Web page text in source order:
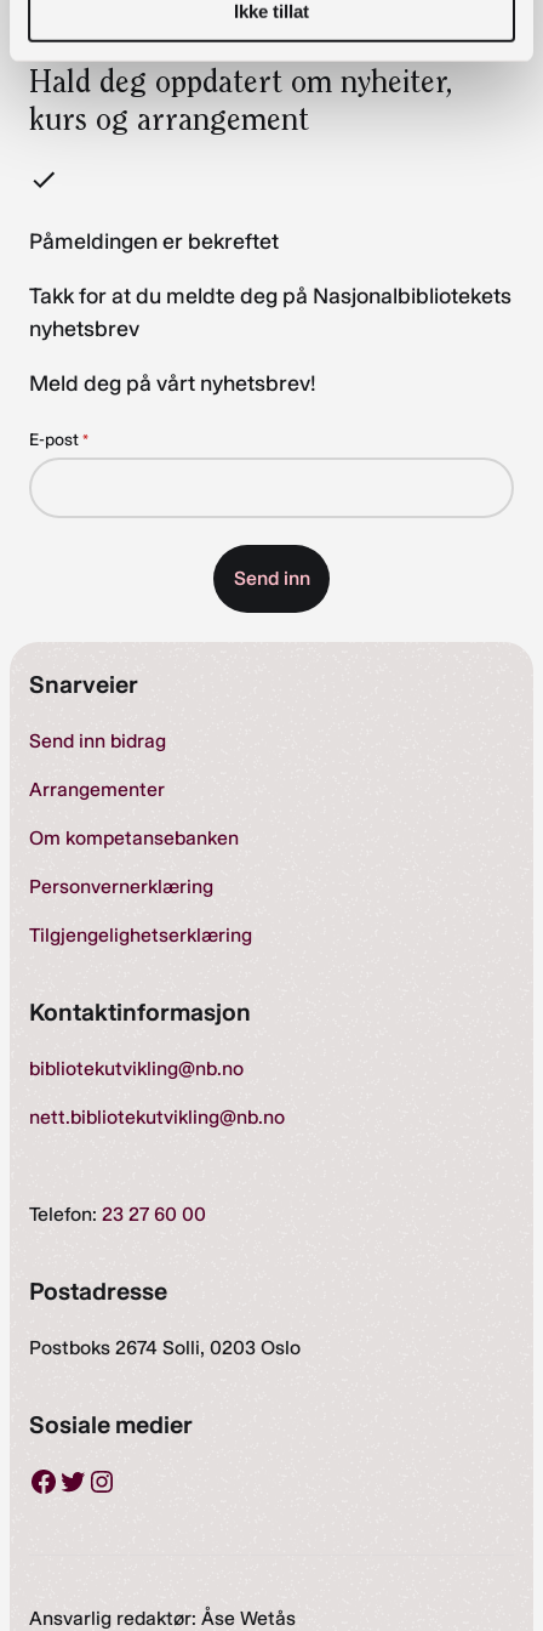
Ikke tillat
Hald deg oppdatert om nyheiter,
kurs og arrangement
Påmeldingen er bekreftet
Takk for at du meldte deg på Nasjonalbibliotekets
nyhetsbrev
Meld deg på vårt nyhetsbrev!
E-post *
Snarveier
Send inn bidrag
Arrangementer
Om kompetansebanken
Personvernerklæring
Tilgjengelighetserklæring
Kontaktinformasjon
bibliotekutvikling@nb.no
nett.bibliotekutvikling@nb.no
Telefon: 23 27 60 00
Postadresse
Postboks 2674 Solli, 0203 Oslo
Sosiale medier
Facebook Twitter Instagram
Ansvarlig redaktør: Åse Wetås